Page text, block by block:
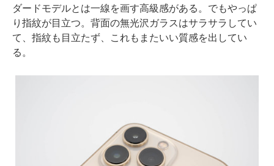
ダードモデルとは一線を画す高級感がある。でもやっぱ
り指紋が目立つ。背面の無光沢ガラスはサラサラしてい
て、指紋も目立たず、これもまたいい質感を出してい
る。